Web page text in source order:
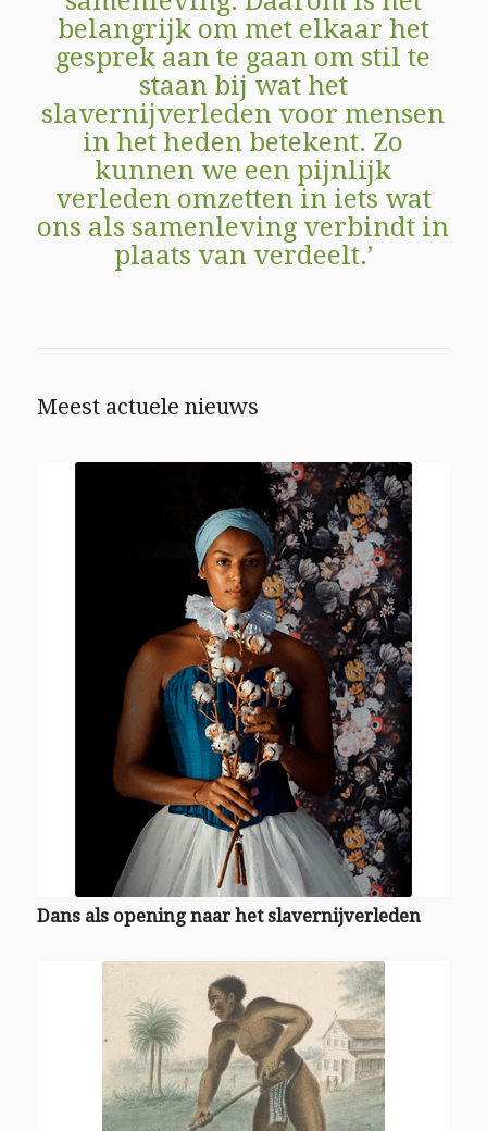
belangrijk om met elkaar het
gesprek aan te gaan om stil te
staan bij wat het
slavernijverleden voor mensen
in het heden betekent. Zo
kunnen we een pijnlijk
verleden omzetten in iets wat
ons als samenleving verbindt in
plaats van verdeelt.’
Meest actuele nieuws
Dans als opening naar het slavernijverleden